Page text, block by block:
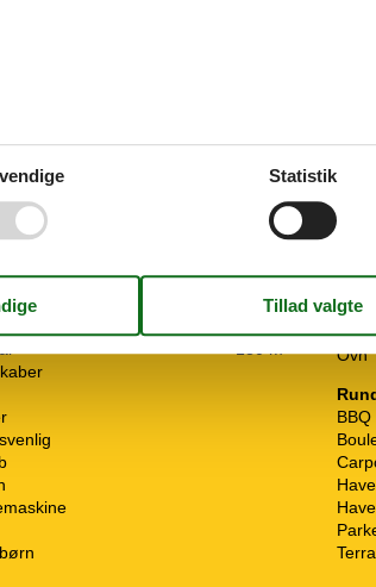
180 m²
Ovn
BBQ
Have
Statistik